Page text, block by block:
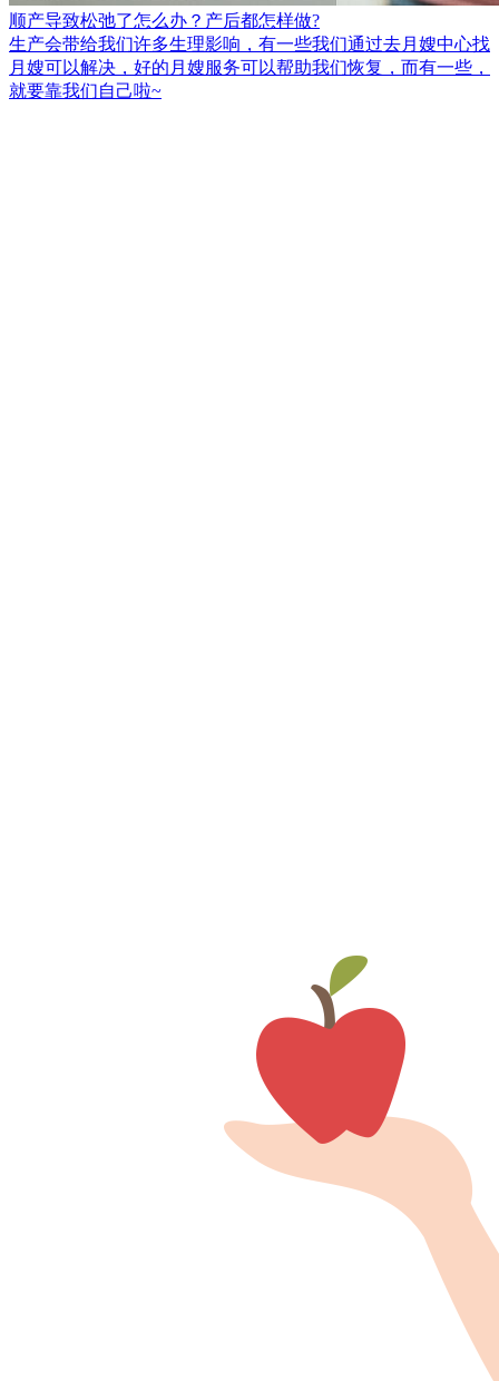
顺产导致松弛了怎么办？产后都怎样做?
生产会带给我们许多生理影响，有一些我们通过去月嫂中心找
月嫂可以解决，好的月嫂服务可以帮助我们恢复，而有一些，
就要靠我们自己啦~